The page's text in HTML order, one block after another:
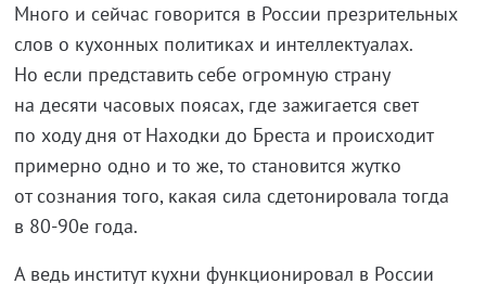
Много и сейчас говорится в России презрительных
слов о кухонных политиках и интеллектуалах.
Но если представить себе огромную страну
на десяти часовых поясах, где зажигается свет
по ходу дня от Находки до Бреста и происходит
примерно одно и то же, то становится жутко
от сознания того, какая сила сдетонировала тогда
в 80-90егода.
А ведь институт кухни функционировал в России